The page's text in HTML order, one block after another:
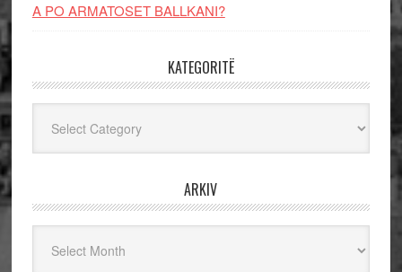
A PO ARMATOSET BALLKANI?
KATEGORITË
ARKIV